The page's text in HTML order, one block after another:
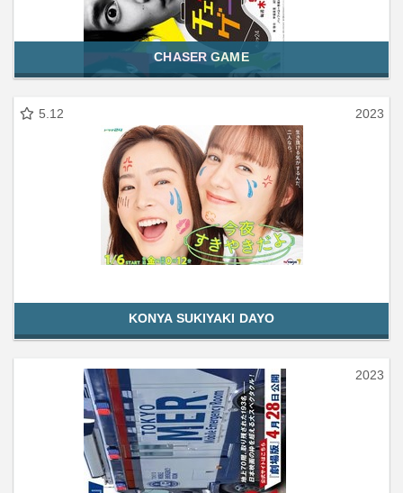
CHASER GAME
5.12 2023
KONYA SUKIYAKI DAYO
2023